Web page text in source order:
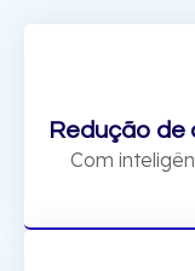
Redução de
Com